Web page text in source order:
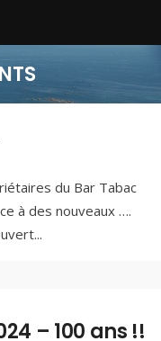
du Bar Tabac
à des nouveaux ….
...
– 100 ans !!